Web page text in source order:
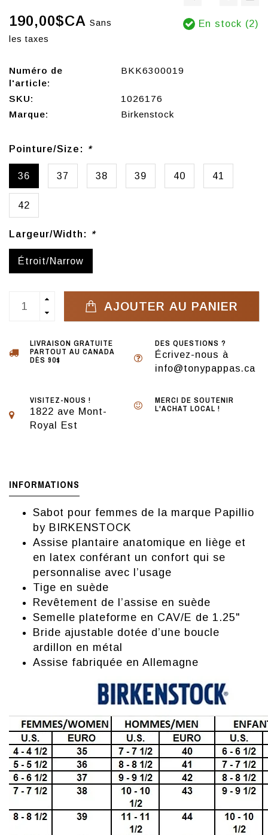
190,00$CA Sans
les taxes
En stock (2)
Numéro de
l'article:
BKK6300019
SKU:
1026176
Marque:
Birkenstock
Pointure/Size: *
36 37 38 39 40 41
42
Largeur/Width: *
Étroit/Narrow
AJOUTER AU PANIER
LIVRAISON GRATUITE
PARTOUT AU CANADA
DÈS 90$
DES QUESTIONS ?
Écrivez-nous à
info@tonypappas.ca
VISITEZ-NOUS !
1822 ave Mont-
Royal Est
MERCI DE SOUTENIR
L'ACHAT LOCAL !
INFORMATIONS
Sabot pour femmes de la marque Papillio
by BIRKENSTOCK
Assise plantaire anatomique en liège et
en latex conférant un confort qui se
personnalise avec l’usage
Tige en suède
Revêtement de l’assise en suède
Semelle plateforme en CAV/E de 1.25"
Bride ajustable dotée d’une boucle
ardillon en métal
Assise fabriquée en Allemagne